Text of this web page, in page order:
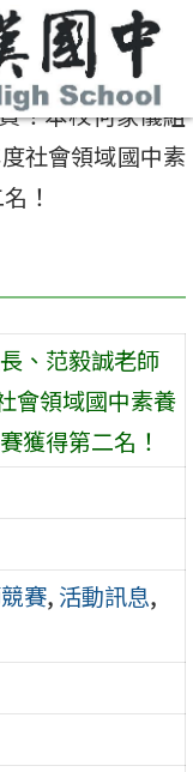
！本校何家儀組
社會領域國中素
！
、范毅誠老師
會領域國中素養
獲得第二名！
賽, 活動訊息,